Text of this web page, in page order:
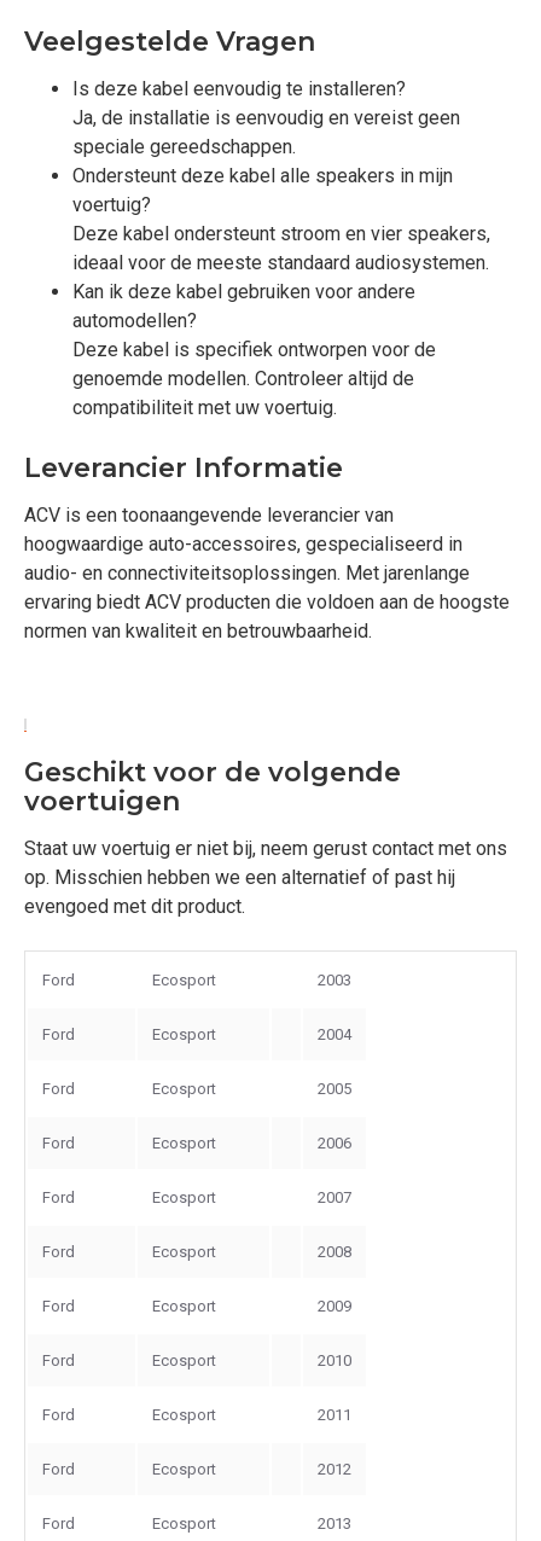
Veelgestelde Vragen
Is deze kabel eenvoudig te installeren?
Ja, de installatie is eenvoudig en vereist geen
speciale gereedschappen.
Ondersteunt deze kabel alle speakers in mijn
voertuig?
Deze kabel ondersteunt stroom en vier speakers,
ideaal voor de meeste standaard audiosystemen.
Kan ik deze kabel gebruiken voor andere
automodellen?
Deze kabel is specifiek ontworpen voor de
genoemde modellen. Controleer altijd de
compatibiliteit met uw voertuig.
Leverancier Informatie
ACV is een toonaangevende leverancier van
hoogwaardige auto-accessoires, gespecialiseerd in
audio- en connectiviteitsoplossingen. Met jarenlange
ervaring biedt ACV producten die voldoen aan de hoogste
normen van kwaliteit en betrouwbaarheid.
Geschikt voor de volgende
voertuigen
Staat uw voertuig er niet bij, neem gerust contact met ons
op. Misschien hebben we een alternatief of past hij
evengoed met dit product.
Ford Ecosport 2003
Ford Ecosport 2004
Ford Ecosport 2005
Ford Ecosport 2006
Ford Ecosport 2007
Ford Ecosport 2008
Ford Ecosport 2009
Ford Ecosport 2010
Ford Ecosport 2011
Ford Ecosport 2012
Ford Ecosport 2013